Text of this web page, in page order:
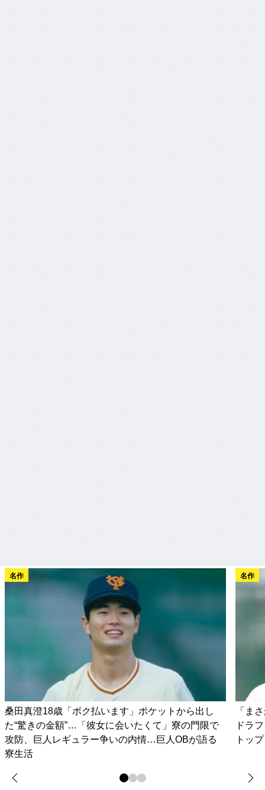
名作
桑田真澄18歳「ボク払います」ポケットから出し
た“驚きの金額”…「彼女に会いたくて」寮の門限で
攻防、巨人レギュラー争いの内情…巨人OBが語る
寮生活
名作
「ま
ドラ
トッ